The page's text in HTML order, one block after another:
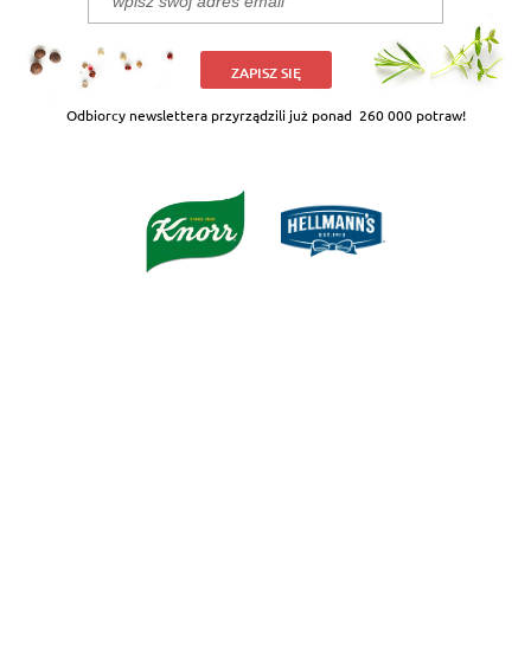
ZAPISZ SIĘ
Odbiorcy newslettera przyrządzili już ponad 260 000 potraw!